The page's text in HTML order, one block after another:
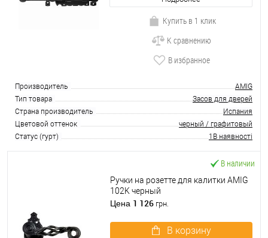
Купить в 1 клик
К сравнению
В избранное
Производитель
AMIG
Тип товара
Засов для дверей
Страна производитель
Испания
Цветовой оттенок
черный / графитовый
Статус (гурт)
1В наявності
В наличии
Ручки на розетте для калитки AMIG
102K черный
Цена 1 126 грн.
В корзину